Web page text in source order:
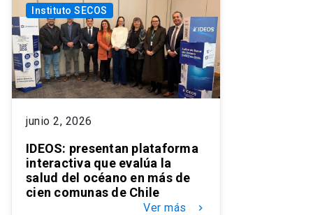
Instituto SECOS
junio 2, 2026
IDEOS: presentan plataforma
interactiva que evalúa la
salud del océano en más de
cien comunas de Chile
Ver más keyboard_arrow_right